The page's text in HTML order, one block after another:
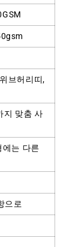
브허리띠,
지 맞춤 사
에는 다른
으로